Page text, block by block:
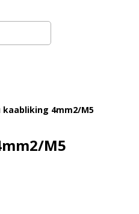
kaabliking 4mm2/M5
M5